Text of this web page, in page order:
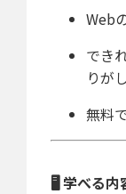
Web
でき
りが
無料
🖥️ 学べる内